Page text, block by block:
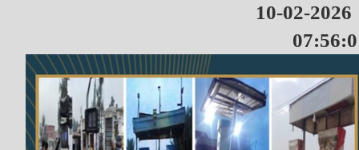
2026-02-10